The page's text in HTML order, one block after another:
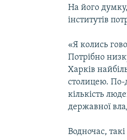
На його
інститутів
«Я колись
Потрібно
Харків
столицею. По-
кількість
державної
Водночас,